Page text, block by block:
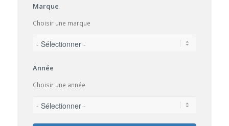
Marque
Choisir une marque
Année
Choisir une année